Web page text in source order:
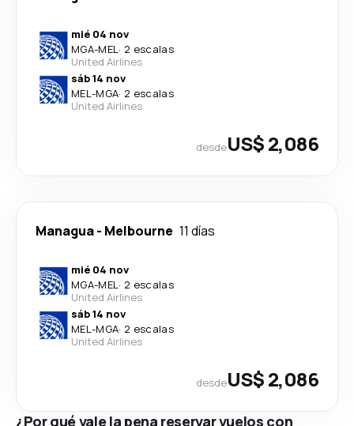
mié 04 nov
MGA-MEL· 2 escalas
United Airlines
sáb 14 nov
MEL-MGA· 2 escalas
United Airlines
desdeUS$ 2,086
Managua- Melbourne 11 días
mié 04 nov
MGA-MEL· 2 escalas
United Airlines
sáb 14 nov
MEL-MGA· 2 escalas
United Airlines
desdeUS$ 2,086
¿Por qué vale la pena reservar vuelos con